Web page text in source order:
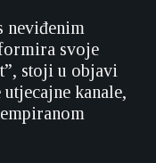
neviđenim
svoje
stoji u objavi
kanale,